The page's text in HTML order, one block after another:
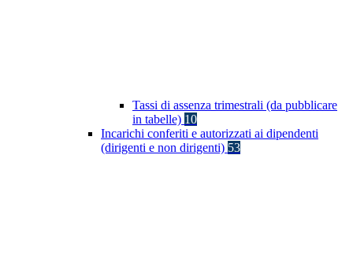
Tassi di assenza trimestrali (da pubblicare
in tabelle) 10
Incarichi conferiti e autorizzati ai dipendenti
(dirigenti e non dirigenti) 53